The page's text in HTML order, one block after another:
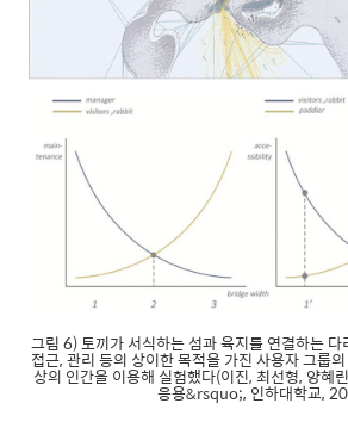
그림 6) 토끼가 서식하는 섬과 육지를 연결하는
접근, 관리 등의 상이한 목적을 가진 사용자 그룹
상의 인간을 이용해 실험했다(이진, 최선형, 양혜
응용&rsquo;, 인하대학교,